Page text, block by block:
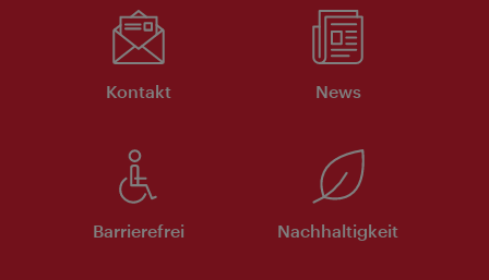
Kontakt News
Barrierefrei Nachhaltigkeit